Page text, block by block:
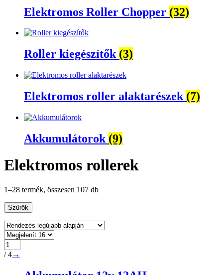
Elektromos Roller Chopper (32)
Roller kiegészítők (3)
Elektromos roller alaktarészek (7)
Akkumulátorok (9)
Elektromos rollerek
1–28 termék, összesen 107 db
Szűrők
/ 4→